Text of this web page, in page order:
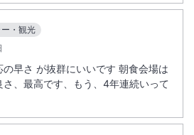
・観光
早さ が抜群にいいです 朝食会場は
、最高です、もう、4年連続いって